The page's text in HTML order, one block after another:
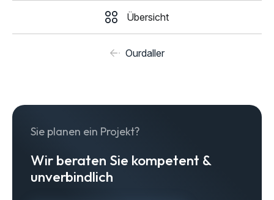
Ourdaller
Übersicht
Sie planen ein Projekt?
Wir beraten Sie kompetent &
unverbindlich